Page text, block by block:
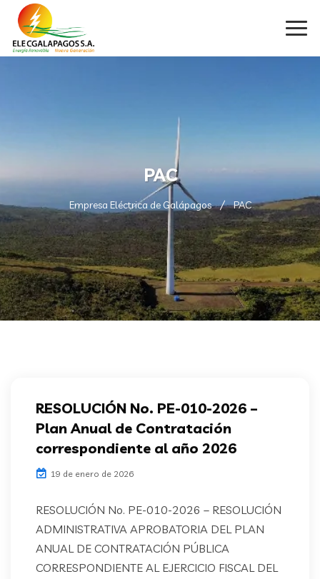
PAC
Empresa Eléctrica de Galápagos PAC
RESOLUCIÓN No. PE-010-2026 –
Plan Anual de Contratación
correspondiente al año 2026
19 de enero de 2026
RESOLUCIÓN No. PE-010-2026 – RESOLUCIÓN
ADMINISTRATIVA APROBATORIA DEL PLAN
ANUAL DE CONTRATACIÓN PÚBLICA
CORRESPONDIENTE AL EJERCICIO FISCAL DEL